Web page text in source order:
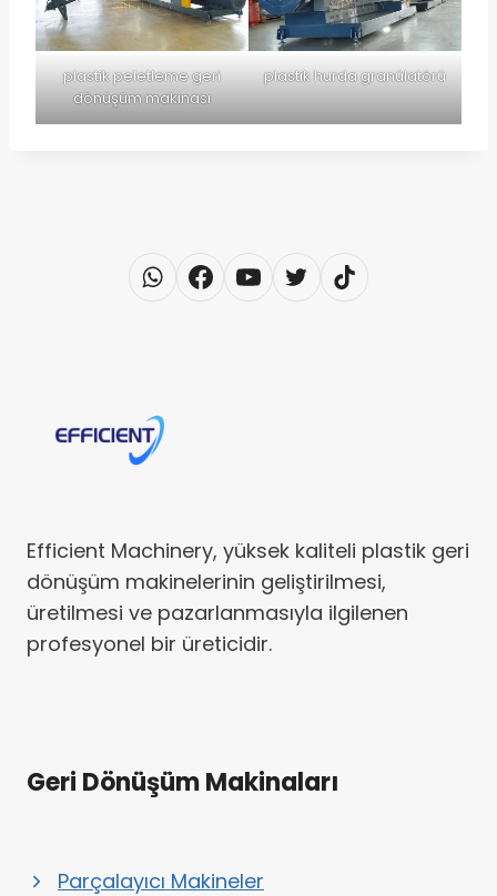
plastik peletleme geri
dönüşüm makinası
plastik hurda granülatörü
Efficient Machinery, yüksek kaliteli plastik geri
dönüşüm makinelerinin geliştirilmesi,
üretilmesi ve pazarlanmasıyla ilgilenen
profesyonel bir üreticidir.
Geri Dönüşüm Makinaları
Parçalayıcı Makineler